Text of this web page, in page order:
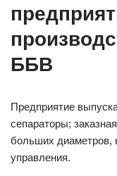
ББВ
Предприятие
сепараторы;
больших диаметров,
управления.